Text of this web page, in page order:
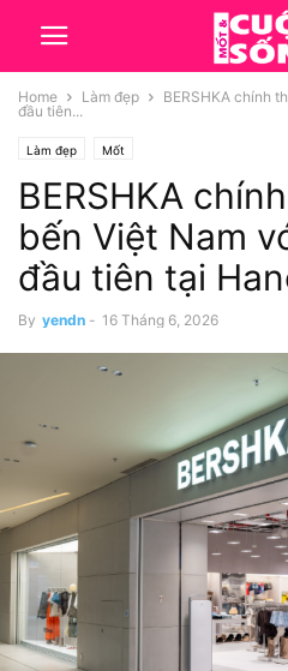
Home Làm đẹp
BERSHKA chính
đầu tiên...
Làm đẹp Mốt
BERSHKA
bến Việt Nam
đầu tiên tại
By yendn - 16 Tháng 6, 2026